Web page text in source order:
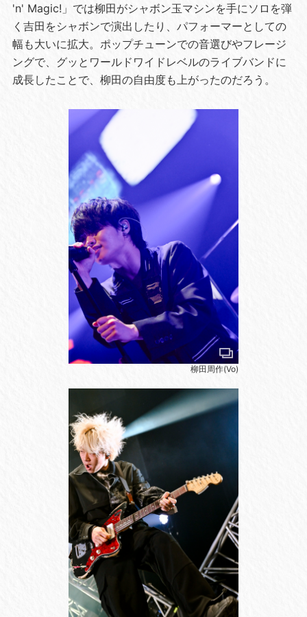
'n' Magic!」では柳田がシャボン玉マシンを手にソロを弾
く吉田をシャボンで演出したり、パフォーマーとしての
幅も大いに拡大。ポップチューンでの音選びやフレージ
ングで、グッとワールドワイドレベルのライブバンドに
成長したことで、柳田の自由度も上がったのだろう。
柳田周作(Vo)